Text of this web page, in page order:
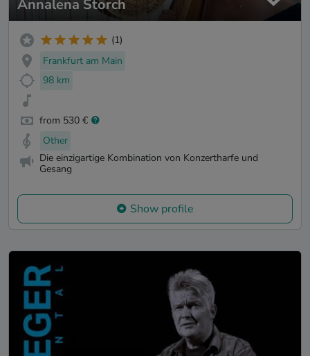
Annalena Storch
(1)
Frankfurt am Main
98 km
from 530 €
Other
Die einzigartige Kombination von Konzertharfe und
Gesang
Show profile